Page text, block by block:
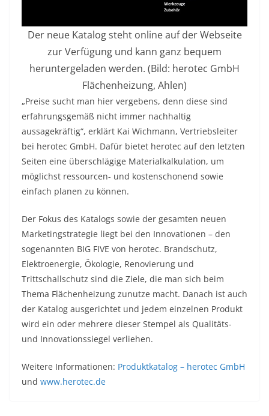
Der neue Katalog steht online auf der Webseite
zur Verfügung und kann ganz bequem
heruntergeladen werden. (Bild: herotec GmbH
Flächenheizung, Ahlen)
„Preise sucht man hier vergebens, denn diese sind
erfahrungsgemäß nicht immer nachhaltig
aussagekräftig“, erklärt Kai Wichmann, Vertriebsleiter
bei herotec GmbH. Dafür bietet herotec auf den letzten
Seiten eine überschlägige Materialkalkulation, um
möglichst ressourcen- und kostenschonend sowie
einfach planen zu können.
Der Fokus des Katalogs sowie der gesamten neuen
Marketingstrategie liegt bei den Innovationen – den
sogenannten BIG FIVE von herotec. Brandschutz,
Elektroenergie, Ökologie, Renovierung und
Trittschallschutz sind die Ziele, die man sich beim
Thema Flächenheizung zunutze macht. Danach ist auch
der Katalog ausgerichtet und jedem einzelnen Produkt
wird ein oder mehrere dieser Stempel als Qualitäts-
und Innovationssiegel verliehen.
Weitere Informationen: Produktkatalog – herotec GmbH
und www.herotec.de